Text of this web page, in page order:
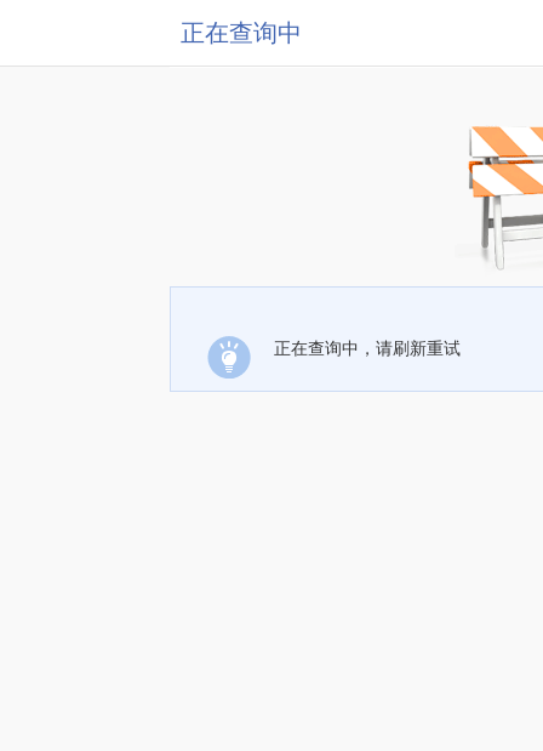
正在查询中
正在查询中，请刷新重试